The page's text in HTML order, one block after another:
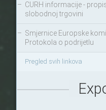
– CURH informacije -
slobodnoj trgovini
– Smjernice Europske
Protokola o podrijetlu
Pregled svih linkova